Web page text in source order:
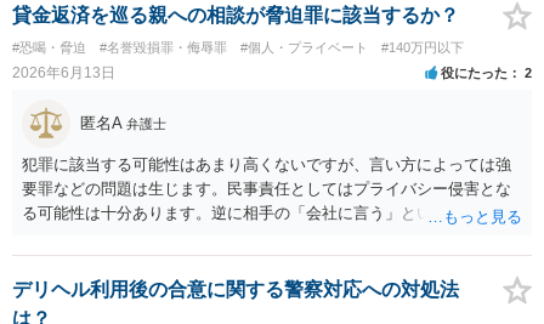
解を検討します。 弁護士に依頼せず、ご自身で手続きを進めることは
できますが、経験上うまくいった例をみたことがありません。 弁護士
へご相談されることをお勧めはいたします。 ※余談ですが、被害者通
知を依頼すると現在の検察庁での捜査進行や公判期日を知ることがで
きますので、送致後であれば検察庁に電話してみてください。
貸金返済を巡る親への相談が脅迫罪に該当するか？
#恐喝・脅迫 #名誉毀損罪・侮辱罪 #個人・プライベート #140万円以下
2026年6月13日 役にたった 2
匿名A 弁護士
犯罪に該当する可能性はあまり高くないですが、言い方によっては強
要罪などの問題は生じます。民事責任としてはプライバシー侵害とな
る可能性は十分あります。逆に相手の「会社に言う」という発言は脅
（双方の主張ともに取り合わない）でしょう。 返済がなされないので
あれば訴訟や支払督促など法的措置を取るべきというのが法律相談と
しての模範解答となります。「親に言う」という行為が犯罪に該当し
デリヘル利用後の合意に関する警察対応への対処法
は？